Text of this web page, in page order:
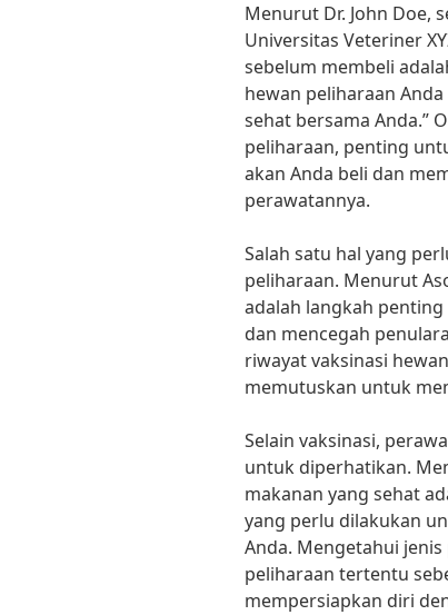
Menurut Dr. John Doe,
Universitas Veteriner
sebelum membeli
hewan peliharaan
sehat bersama Anda.”
peliharaan, penting
akan Anda beli dan
perawatannya.
Salah satu hal yang
peliharaan. Menurut
adalah langkah
dan mencegah
riwayat vaksinasi
memutuskan untuk
Selain vaksinasi,
untuk diperhatikan.
makanan yang sehat
yang perlu dilakukan
Anda. Mengetahui
peliharaan tertentu
mempersiapkan diri